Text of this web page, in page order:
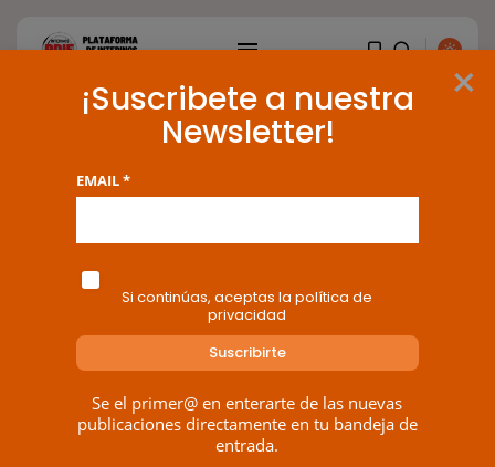
ENTRADAS RECIENTES
Canarias
El Ministerio de Justicia vende
‘propaganda...
PORRAMÓN J. 07/08/2026
OPINIÓN
Interinos: Europa mueve pieza,
Tag: Portal de Transparencia
1 results found
×
¡Suscribete a nuestra
Newsletter!
EMAIL *
Si continúas, aceptas la política de
privacidad
Se el primer@ en enterarte de las nuevas
publicaciones directamente en tu bandeja de
entrada.